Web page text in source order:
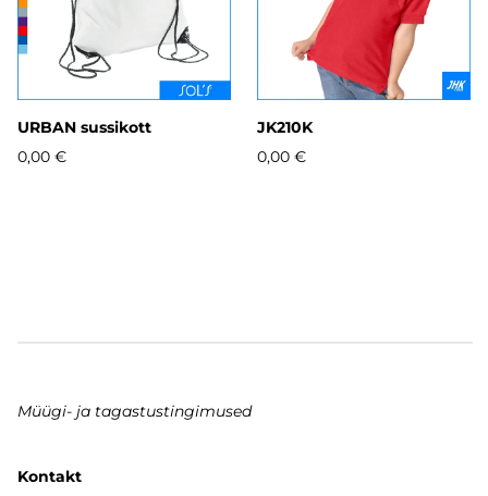
URBAN sussikott
0,00 €
JK210K
0,00 €
Müügi- ja tagastustingimused
Kontakt